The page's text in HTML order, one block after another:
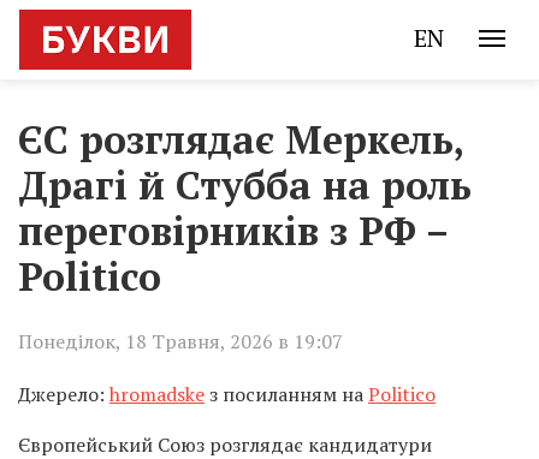
EN
ЄС розглядає Меркель,
Драгі й Стубба на роль
переговірників з РФ –
Politico
Понеділок, 18 Травня, 2026 в 19:07
Джерело: hromadskeз посиланням наPolitico
Європейський Союз розглядає кандидатури